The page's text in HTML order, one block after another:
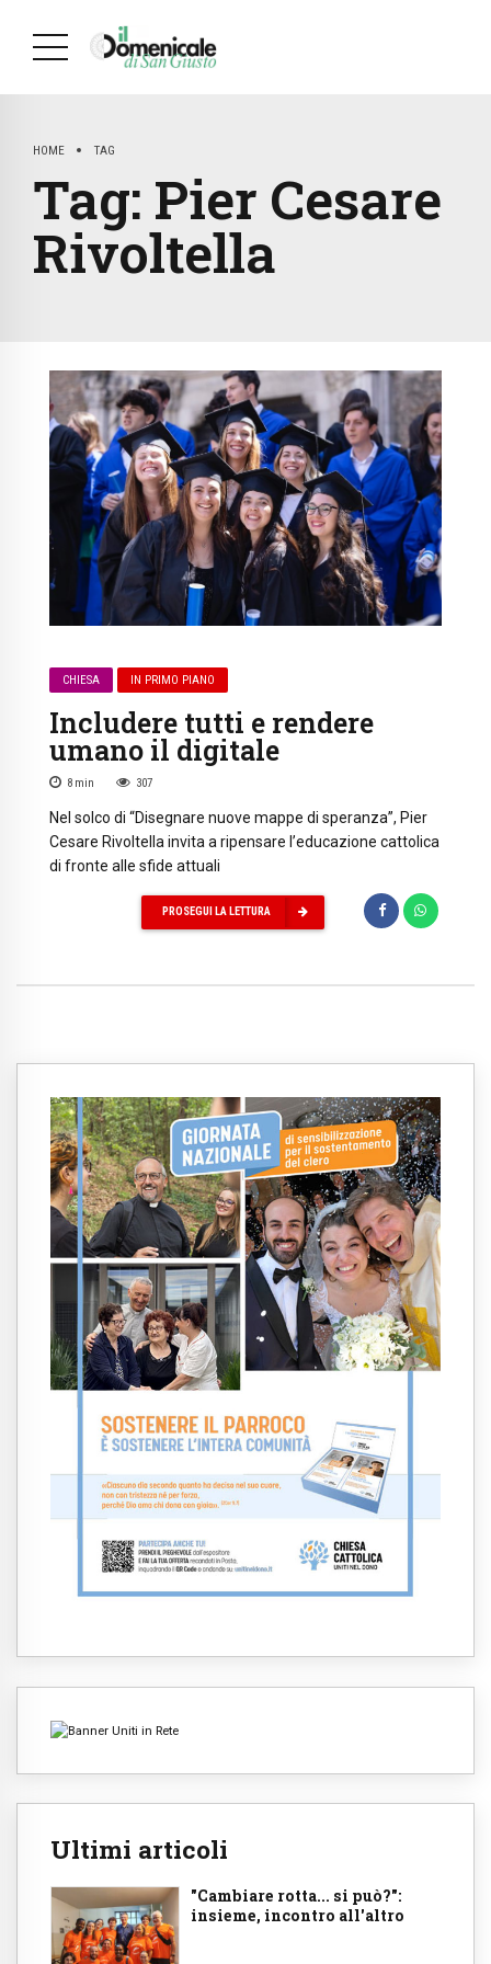
HOME TAG
Tag: Pier Cesare
Rivoltella
CHIESA IN PRIMO PIANO
Includere tutti e rendere
umano il digitale
8 min 307
Nel solco di “Disegnare nuove mappe di speranza”, Pier
Cesare Rivoltella invita a ripensare l’educazione cattolica
di fronte alle sfide attuali
PROSEGUI LA LETTURA
Ultimi articoli
"Cambiare rotta... si può?":
insieme, incontro all'altro